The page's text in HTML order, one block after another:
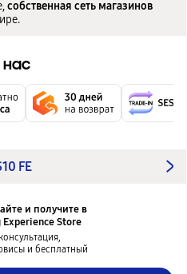
собственная сеть магазинов
нас
FE
и получите в
Experience Store
и бесплатный